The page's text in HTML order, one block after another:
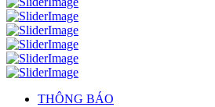
THÔNG BÁO